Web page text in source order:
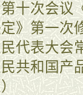
十次会议
》第一次
代表大会
共和国产